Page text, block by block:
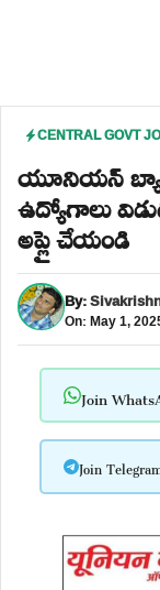
CENTRAL GOVT
యూనియన్
ఉద్యోగాలు
అప్లై చేయండి
By:
On: May 1,
Join
Join